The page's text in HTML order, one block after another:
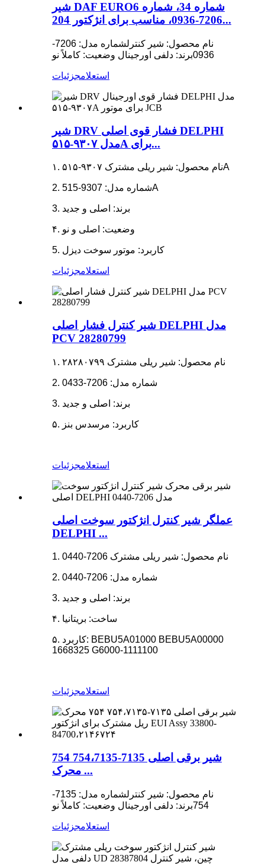
شیر DAF EURO6 شماره 34، شماره
7206-0936، مناسب برای انژکتور 204...
نام محصول: شیر کنترل
شماره مدل: 7206-
0936برند: دلفی اورجینال وضعیت: کاملاً نو
استعلامجزئیات
شیر DRV فشار قوی اصلی DELPHI
مدل ۹۳۰۷-۵۱۵A برای...
۱. نام محصول: شیر ریلی مشترک ۹۳۰۷-۵۱۵A
2. شماره مدل: 9307-515A
3. برند: اصلی و جدید
۴. وضعیت: اصلی و نو
5. کاربرد: موتور سوخت دیزل
استعلامجزئیات
شیر کنترل فشار اصلی DELPHI مدل
PCV 28280799
۱. نام محصول: شیر ریلی مشترک ۲۸۲۸۰۷۹۹
2. شماره مدل: 7206-0433
3. برند: اصلی و جدید
۵. کاربرد: مرسدس بنز
استعلامجزئیات
عملگر شیر کنترل انژکتور سوخت اصلی
DELPHI ...
1. نام محصول: شیر ریلی مشترک 7206-0440
2. شماره مدل: 7206-0440
3. برند: اصلی و جدید
۴. ساخت: بریتانیا
۵. کاربرد: BEBU5A01000 BEBU5A00000
1668325 G6000-1111100
استعلامجزئیات
شیر برقی اصلی 7135-754،7135 754
محرک ...
نام محصول: شیر کنترل
شماره مدل: 7135-
754برند: دلفی اورجینال وضعیت: کاملاً نو
استعلامجزئیات